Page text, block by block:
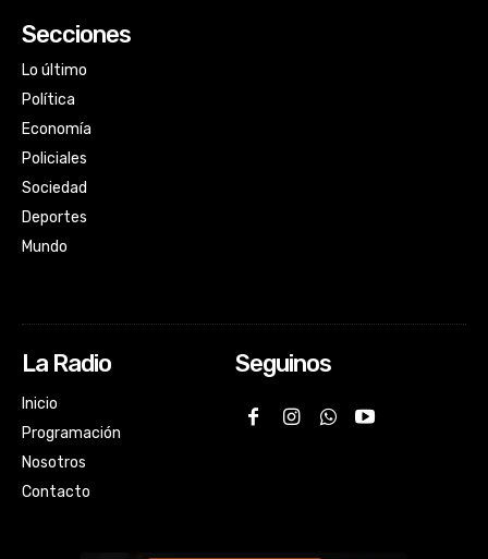
Secciones
Lo último
Política
Economía
Policiales
Sociedad
Deportes
Mundo
La Radio
Inicio
Programación
Nosotros
Contacto
Seguinos